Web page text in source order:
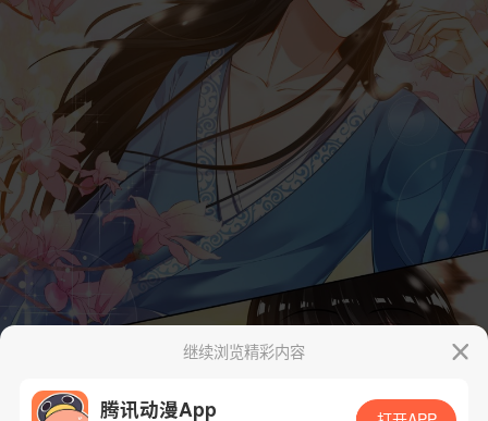
继续浏览精彩内容
腾讯动漫App